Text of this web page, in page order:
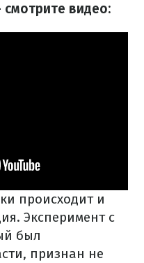
смотрите видео:
происходит и
Эксперимент с
был
признан не